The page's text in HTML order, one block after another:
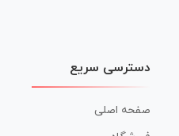
دسترسی سریع
صفحه اصلی